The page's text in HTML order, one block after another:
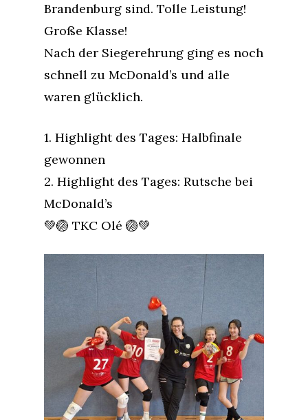
Brandenburg sind. Tolle Leistung!
Große Klasse!
Nach der Siegerehrung ging es noch
schnell zu McDonald’s und alle
waren glücklich.
1. Highlight des Tages: Halbfinale
gewonnen
2. Highlight des Tages: Rutsche bei
McDonald’s
💚🏐 TKC Olé 🏐💚